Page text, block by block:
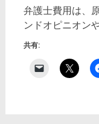
弁護士費用は、
ンドオピニオン
共有: